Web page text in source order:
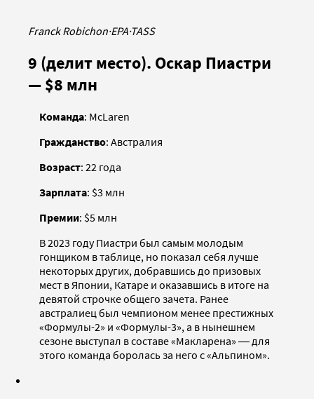
Franck Robichon·EPA·TASS
9 (делит место). Оскар Пиастри
— $8 млн
Команда: McLaren
Гражданство: Австралия
Возраст: 22 года
Зарплата: $3 млн
Премии: $5 млн
В 2023 году Пиастри был самым молодым
гонщиком в таблице, но показал себя лучше
некоторых других, добравшись до призовых
мест в Японии, Катаре и оказавшись в итоге на
девятой строчке общего зачета. Ранее
австралиец был чемпионом менее престижных
«Формулы-2» и «Формулы-3», а в нынешнем
сезоне выступал в составе «Макларена» ― для
этого команда боролась за него с «Альпином».